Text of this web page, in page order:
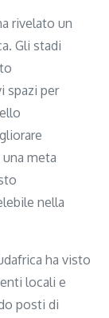
rivelato un
Gli stadi
spazi per
meta
nella
ha visto
locali e
posti di